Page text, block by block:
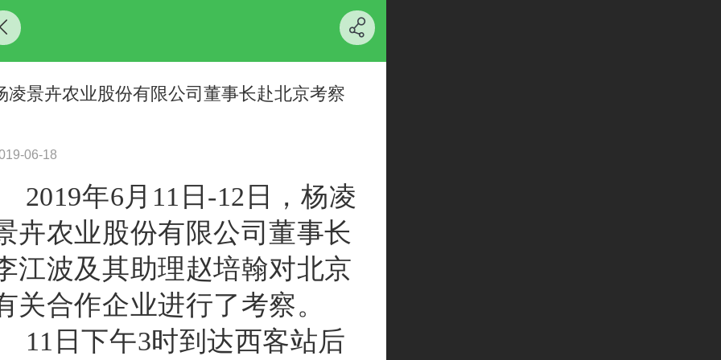
凌景卉农业股份有限公司董事长赴北京考察
06-18
2019年6月11 日 -12 日，杨凌
卉农业股份有限公司董事长
江波及其助理赵培翰对北京
关合作企业进行了考察。
11 日下午3时到达西客站后